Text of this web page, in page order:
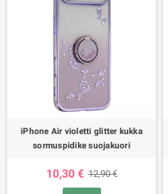
iPhone Air violetti glitter kukka
sormuspidike suojakuori
10,30 € 12,90 €